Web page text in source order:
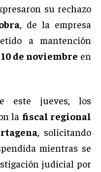
su rechazo
, de la empresa
a mantención
10 de noviembre en
este jueves, los
la fiscal regional
, solicitando
mientras se
judicial por